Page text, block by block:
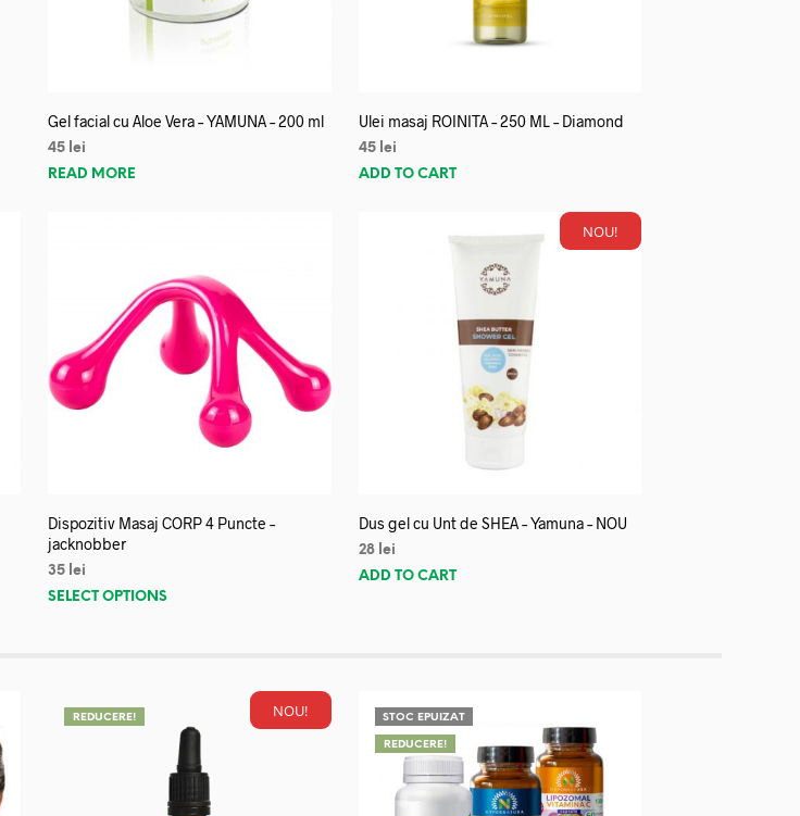
Gel facial cu Aloe Vera – YAMUNA – 200 ml
45 lei
READ MORE
Ulei masaj ROINITA – 250 ML – Diamond
45 lei
ADD TO CART
Dispozitiv Masaj CORP 4 Puncte –
jacknobber
35 lei
SELECT OPTIONS
NOU!
Dus gel cu Unt de SHEA – Yamuna – NOU
28 lei
ADD TO CART
NOU!
REDUCERE! STOC EPUIZAT
REDUCERE!